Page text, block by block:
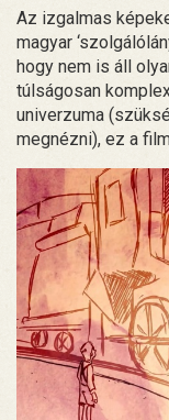
Az izgalmas
magyar
hogy nem is áll
túlságosan
univerzuma
megnézni), ez a